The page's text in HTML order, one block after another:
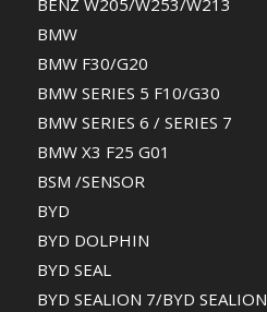
BENZ W205/W253/W213
BMW
BMW F30/G20
BMW SERIES 5 F10/G30
BMW SERIES 6 / SERIES 7
BMW X3 F25 G01
BSM /SENSOR
BYD
BYD DOLPHIN
BYD SEAL
BYD SEALION 7/BYD